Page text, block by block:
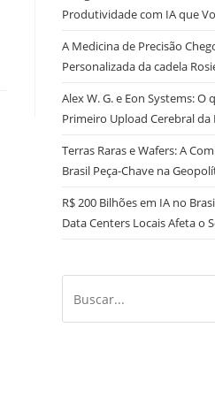
Produtividade com IA que
A Medicina de Precisão
Personalizada da cadela
Alex W. G. e Eon Systems: O
Primeiro Upload Cerebral
Terras Raras e Wafers: A
Brasil Peça-Chave na
R$ 200 Bilhões em IA no
Data Centers Locais Afeta o